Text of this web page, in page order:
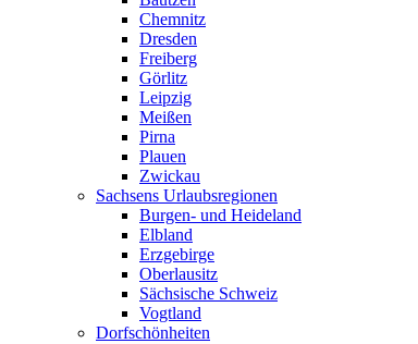
Chemnitz
Dresden
Freiberg
Görlitz
Leipzig
Meißen
Pirna
Plauen
Zwickau
Sachsens Urlaubsregionen
Burgen- und Heideland
Elbland
Erzgebirge
Oberlausitz
Sächsische Schweiz
Vogtland
Dorfschönheiten